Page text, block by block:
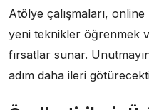
Atölye çalışmaları,
yeni teknikler öğrenmek
fırsatlar sunar.
adım daha ileri